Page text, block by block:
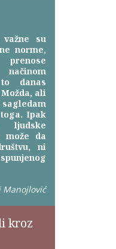
važne su
norme,
danas
ali
sagledam
Ipak
ljudske
može da
ni
Manojlović
kroz